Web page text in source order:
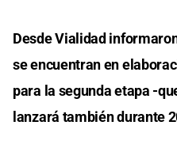
Desde Vialidad
se encuentran en
para la segunda etapa -
lanzará también durante